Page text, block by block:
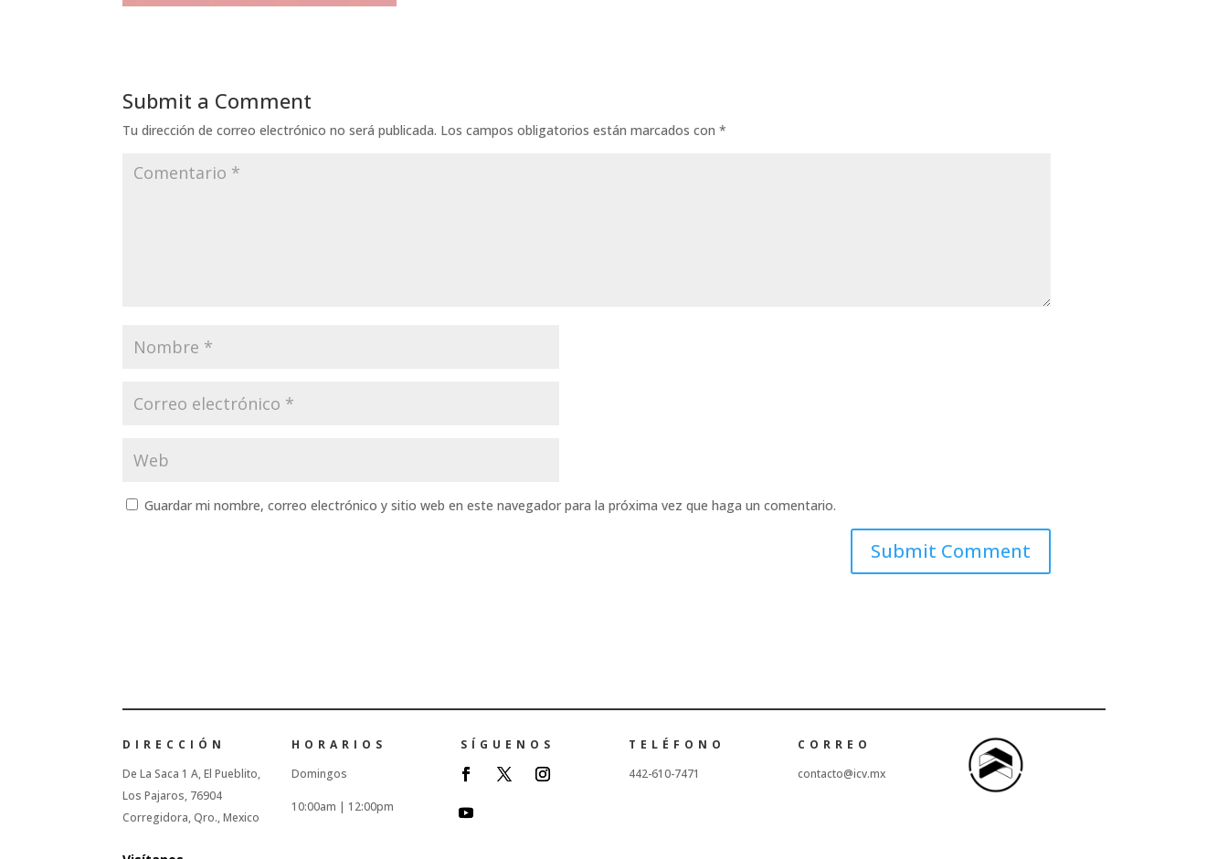
Submit a Comment
Tu dirección de correo electrónico no será publicada. Los campos obligatorios están marcados con*
Guardar mi nombre, correo electrónico y sitio web en este navegador para la próxima vez que haga un comentario.
DIRECCIÓN
De La Saca 1 A, El Pueblito,
Los Pajaros, 76904
Corregidora, Qro., Mexico
HORARIOS
Domingos
10:00am | 12:00pm
SÍGUENOS
TELÉFONO
442-610-7471
CORREO
contacto@icv.mx